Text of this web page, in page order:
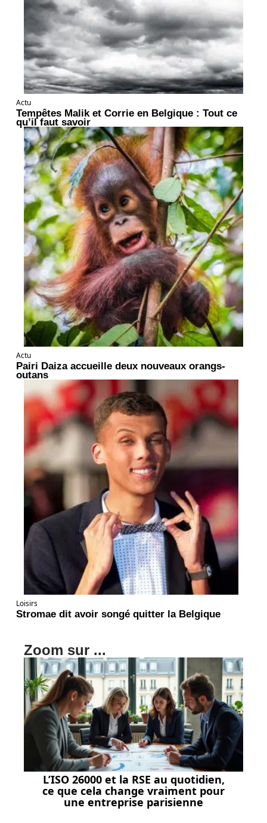
Actu
Tempêtes Malik et Corrie en Belgique : Tout ce
qu’il faut savoir
Actu
Pairi Daiza accueille deux nouveaux orangs-
outans
Loisirs
Stromae dit avoir songé quitter la Belgique
Zoom sur ...
L’ISO 26000 et la RSE au quotidien,
ce que cela change vraiment pour
une entreprise parisienne